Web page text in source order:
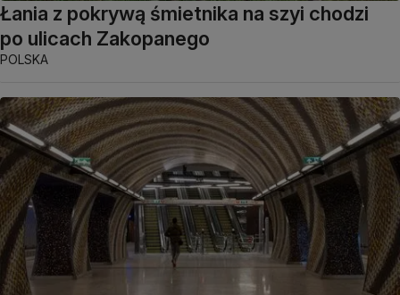
Łania z pokrywą śmietnika na szyi chodzi
po ulicach Zakopanego
POLSKA